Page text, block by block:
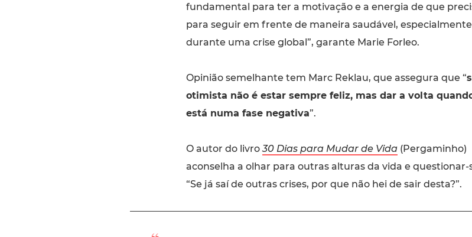
fundamental para ter a motivação e a energia de que
para seguir em frente de maneira saudável, especialmente
durante uma crise global”, garante Marie Forleo.
Opinião semelhante tem Marc Reklau, que assegura que “
otimista não é estar sempre feliz, mas dar a volta
está numa fase negativa”.
O autor do livro30 Dias para Mudar de Vida(Pergaminho)
aconselha a olhar para outras alturas da vida e questionar-
“Se já saí de outras crises, por que não hei de sair desta?”.